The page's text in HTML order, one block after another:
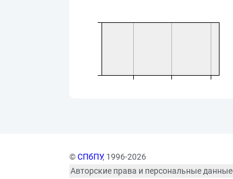
©СПбПУ, 1996-2026
Авторские права и персональные данные